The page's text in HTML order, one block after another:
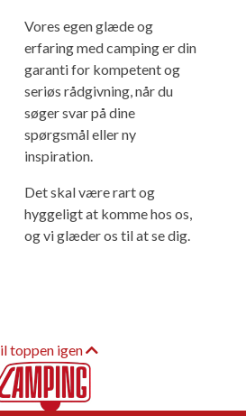
Vores egen glæde og
erfaring med camping er din
garanti for kompetent og
seriøs rådgivning, når du
søger svar på dine
spørgsmål eller ny
inspiration.
Det skal være rart og
hyggeligt at komme hos os,
og vi glæder os til at se dig.
toppen igen